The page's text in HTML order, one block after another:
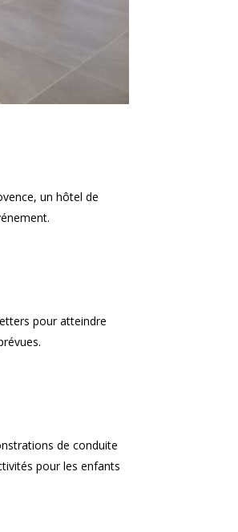
un hôtel de
pour atteindre
de conduite
pour les enfants